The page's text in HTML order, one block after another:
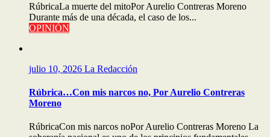
RúbricaLa muerte del mitoPor Aurelio Contreras Moreno
Durante más de una década, el caso de los...
OPINIÓN
julio 10, 2026 La Redacción
Rúbrica…Con mis narcos no, Por Aurelio Contreras
Moreno
RúbricaCon mis narcos noPor Aurelio Contreras Moreno La